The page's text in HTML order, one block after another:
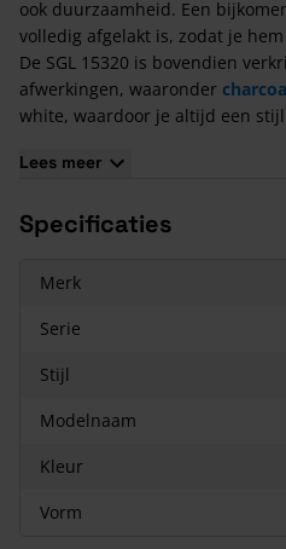
ook duurzaamheid. Een
volledig afgelakt is, zodat je
De SGL 15320 is bovendien
afwerkingen, waaronder
white, waardoor je altijd een
Cove, Carve, Glide en
Kenmerken van de Skantrae
Deur uit de
De deur is verkrijgbaar als
Lees meer
Specificaties
Merk
Serie
Stijl
Modelnaam
Kleur
Vorm